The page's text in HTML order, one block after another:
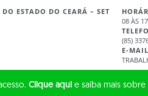
ESTADO DO CEARÁ – SET
08 ÀS
(85)
E-MAIL
Clique aqui e saiba mais